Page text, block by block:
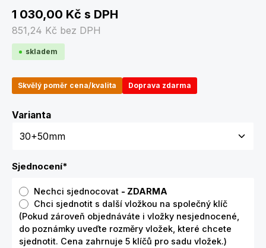
1 030,00 Kč s DPH
851,24 Kč bez DPH
skladem
Skvělý poměr cena/kvalita Doprava zdarma
VariantaZvolte variantu
Sjednocení*
Nechci sjednocovat - ZDARMA
Chci sjednotit s další vložkou na společný klíč
(Pokud zároveň objednáváte i vložky nesjednocené,
do poznámky uveďte rozměry vložek, které chcete
sjednotit. Cena zahrnuje 5 klíčů pro sadu vložek.)